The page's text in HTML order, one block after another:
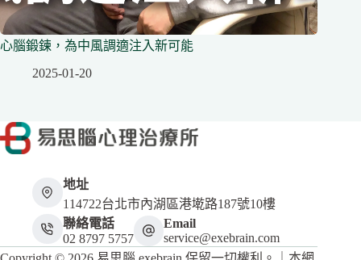
心腦鍛鍊，為中風調適注入新可能
2025-01-20
地址
114722台北市內湖區港墘路187號10樓
聯絡電話
02 8797 5757
Email
service@exebrain.com